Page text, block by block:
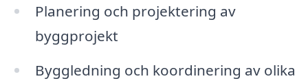
Planering och projektering av
byggprojekt
Byggledning och koordinering av olika